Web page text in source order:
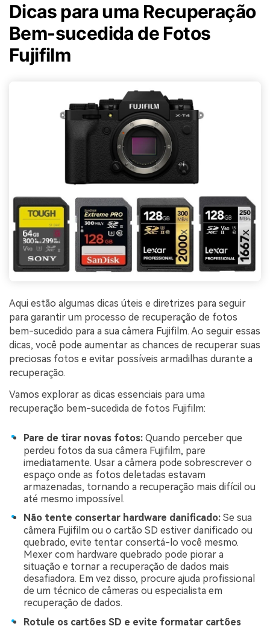
Dicas para uma Recuperação
Bem-sucedida de Fotos
Fujifilm
Aqui estão algumas dicas úteis e diretrizes para seguir
para garantir um processo de recuperação de fotos
bem-sucedido para a sua câmera Fujifilm. Ao seguir essas
dicas, você pode aumentar as chances de recuperar suas
preciosas fotos e evitar possíveis armadilhas durante a
recuperação.
Vamos explorar as dicas essenciais para uma
recuperação bem-sucedida de fotos Fujifilm:
Pare de tirar novas fotos: Quando perceber que
perdeu fotos da sua câmera Fujifilm, pare
imediatamente. Usar a câmera pode sobrescrever o
espaço onde as fotos deletadas estavam
armazenadas, tornando a recuperação mais difícil ou
até mesmo impossível.
Não tente consertar hardware danificado: Se sua
câmera Fujifilm ou o cartão SD estiver danificado ou
quebrado, evite tentar consertá-lo você mesmo.
Mexer com hardware quebrado pode piorar a
situação e tornar a recuperação de dados mais
desafiadora. Em vez disso, procure ajuda profissional
de um técnico de câmeras ou especialista em
recuperação de dados.
Rotule os cartões SD e evite formatar cartões